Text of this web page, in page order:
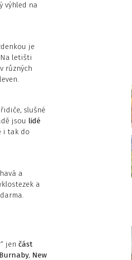
výhled na
je
Na letišti
různých
slušné
jsou lidé
i tak do
a
a
jen část
Burnaby, New